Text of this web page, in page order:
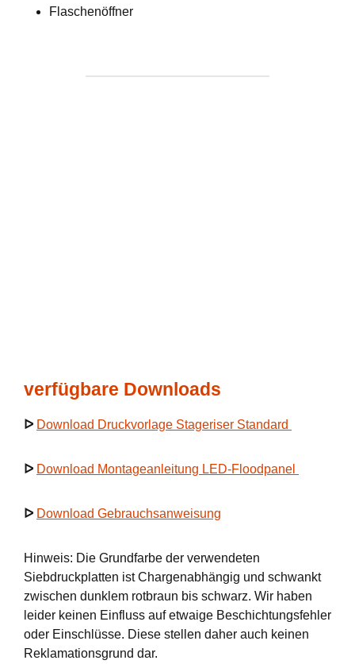
Flaschenöffner
verfügbare Downloads
ᐅ Download Druckvorlage Stageriser Standard
ᐅ Download Montageanleitung LED-Floodpanel
ᐅ Download Gebrauchsanweisung
Hinweis: Die Grundfarbe der verwendeten
Siebdruckplatten ist Chargenabhängig und schwankt
zwischen dunklem rotbraun bis schwarz. Wir haben
leider keinen Einfluss auf etwaige Beschichtungsfehler
oder Einschlüsse. Diese stellen daher auch keinen
Reklamationsgrund dar.